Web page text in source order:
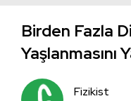
Birden Fazla
Yaşlanmasını
Fizikist